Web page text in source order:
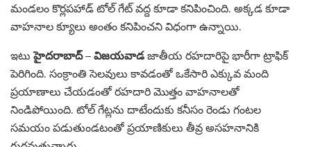
మండలం కొర్లపహాడ్ టోల్ గేట్ వద్ద కూడా కనిపించింది. అక్కడ కూడా
వాహనాల క్యూలు అంతం కనిపించని విధంగా ఉన్నాయి.
ఇటుహైదరాబాద్–విజయవాడజాతీయ రహదారిపై భారీగా ట్రాఫిక్
పెరిగింది. సంక్రాంతి సెలవులు కావడంతో ఒకేసారి ఎక్కువ మంది
ప్రయాణాలు చేయడంతో రహదారి మొత్తం వాహనాలతో
నిండిపోయింది. టోల్ గేట్లను దాటేందుకు కనీసం రెండు గంటల
సమయం పడుతుండటంతో ప్రయాణికులు తీవ్ర అసహనానికి